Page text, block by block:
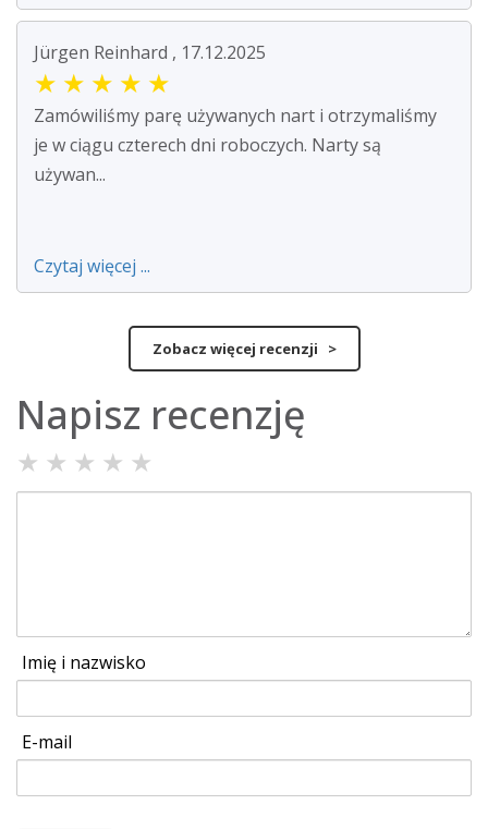
Jürgen Reinhard , 17.12.2025
★ ★ ★ ★ ★
Zamówiliśmy parę używanych nart i otrzymaliśmy
je w ciągu czterech dni roboczych. Narty są
używan...
Czytaj więcej ...
Zobacz więcej recenzji >
Napisz recenzję
★ ★ ★ ★ ★
Imię i nazwisko
E-mail